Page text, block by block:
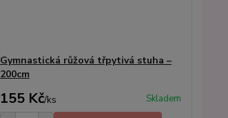
Gymnastická růžová třpytivá stuha –
200cm
155 Kč/ks Skladem